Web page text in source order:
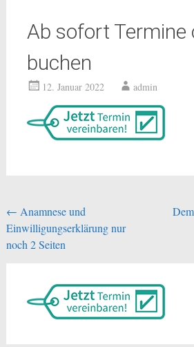
Ab sofort Termine
buchen
12. Januar 2022 admin
Beitragsnavigation
← Anamnese und
Einwilligungserklärung nur
noch 2 Seiten